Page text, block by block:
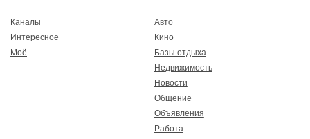
Каналы
Интересное
Моё
Авто
Кино
Базы отдыха
Недвижимость
Новости
Общение
Объявления
Работа